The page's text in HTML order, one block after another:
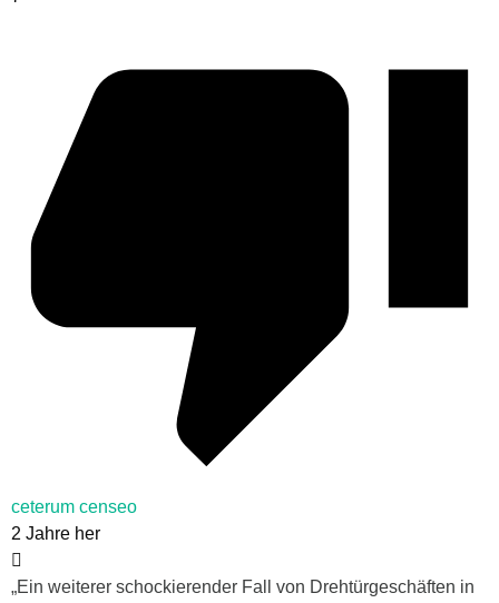
ceterum censeo
2 Jahre her
„Ein weiterer schockierender Fall von Drehtürgeschäften in